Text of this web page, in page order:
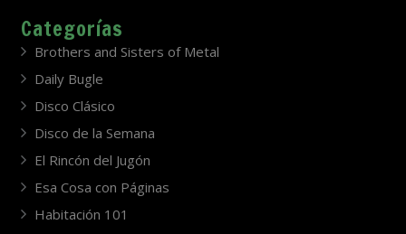
Categorías
Brothers and Sisters of Metal
Daily Bugle
Disco Clásico
Disco de la Semana
El Rincón del Jugón
Esa Cosa con Páginas
Habitación 101